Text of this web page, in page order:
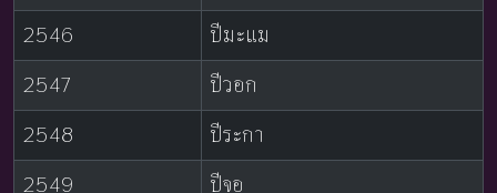
2546
ปีมะแม
2547
ปีวอก
2548
ปีระกา
2549
ปีจอ